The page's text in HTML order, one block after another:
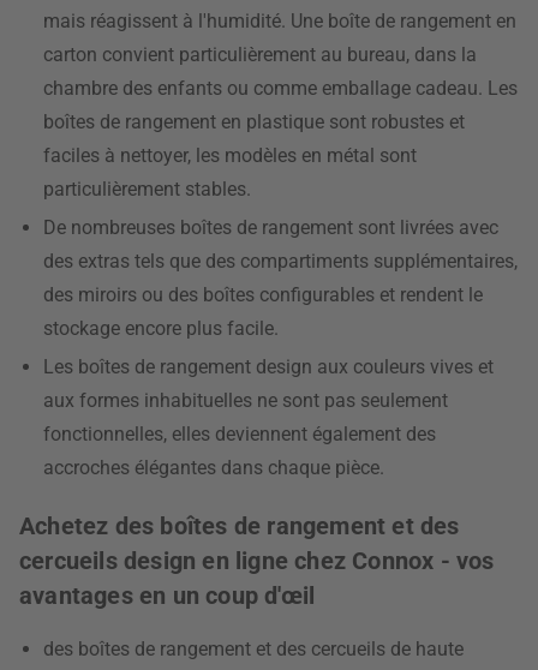
mais réagissent à l'humidité. Une boîte de rangement en
carton convient particulièrement au bureau, dans la
chambre des enfants ou comme emballage cadeau. Les
boîtes de rangement en plastique sont robustes et
faciles à nettoyer, les modèles en métal sont
particulièrement stables.
De nombreuses boîtes de rangement sont livrées avec
des extras tels que des compartiments supplémentaires,
des miroirs ou des boîtes configurables et rendent le
stockage encore plus facile.
Les boîtes de rangement design aux couleurs vives et
aux formes inhabituelles ne sont pas seulement
fonctionnelles, elles deviennent également des
accroches élégantes dans chaque pièce.
Achetez des boîtes de rangement et des
cercueils design en ligne chez Connox - vos
avantages en un coup d'œil
des boîtes de rangement et des cercueils de haute